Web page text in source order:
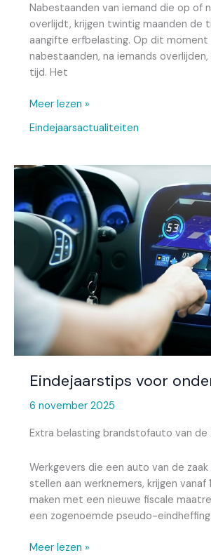
Nabestaanden van iemand die op of
overlijdt, krijgen twintig maanden de
aangifte erfbelasting. Op dit moment
nabestaanden, na iemands
tijd. Het
Meer lezen »
Eindejaarsactualiteiten
Eindejaarstips voor
6 november 2025
Extra belasting brandstofauto van de
Werkgevers die een auto van de
stellen aan werknemers, krijgen vanaf
maken met een nieuwe fiscale
een zogenoemde pseudo-eindheffing
Eindejaarstips
ondernemingen
Meer lezen »